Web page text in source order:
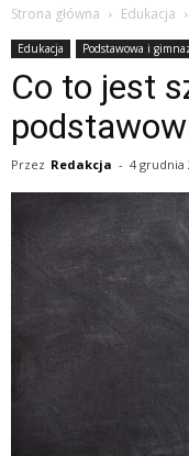
Strona główna Edukacja
Edukacja Podstawowa i
Co to jest
Przez Redakcja - 4 grudnia